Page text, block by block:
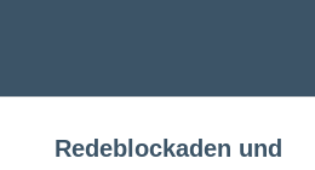
Redeblockaden und